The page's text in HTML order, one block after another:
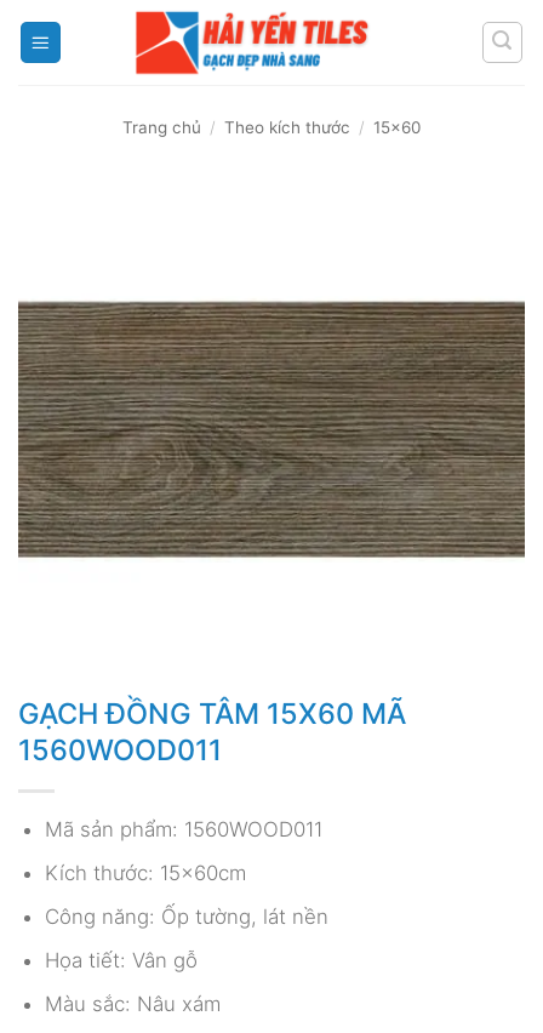
Trang chủ / Theo kích thước / 15x60
GẠCH ĐỒNG TÂM 15X60 MÃ
1560WOOD011
Mã sản phẩm: 1560WOOD011
Kích thước: 15x60cm
Công năng: Ốp tường, lát nền
Họa tiết: Vân gỗ
Màu sắc: Nâu xám